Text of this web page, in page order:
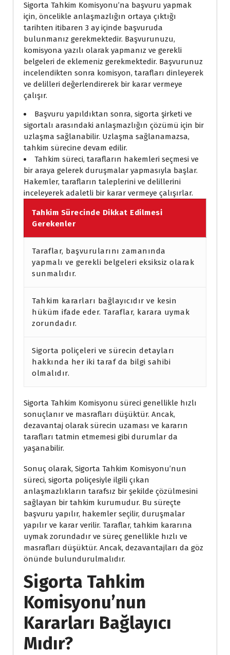
Sigorta Tahkim Komisyonu’na başvuru yapmak
için, öncelikle anlaşmazlığın ortaya çıktığı
tarihten itibaren 3 ay içinde başvuruda
bulunmanız gerekmektedir. Başvurunuzu,
komisyona yazılı olarak yapmanız ve gerekli
belgeleri de eklemeniz gerekmektedir. Başvurunuz
incelendikten sonra komisyon, tarafları dinleyerek
ve delilleri değerlendirerek bir karar vermeye
çalışır.
Başvuru yapıldıktan sonra, sigorta şirketi ve
sigortalı arasındaki anlaşmazlığın çözümü için bir
uzlaşma sağlanabilir. Uzlaşma sağlanamazsa,
tahkim sürecine devam edilir.
Tahkim süreci, tarafların hakemleri seçmesi ve
bir araya gelerek duruşmalar yapmasıyla başlar.
Hakemler, tarafların taleplerini ve delillerini
inceleyerek adaletli bir karar vermeye çalışırlar.
Tahkim Sürecinde Dikkat Edilmesi
Gerekenler
Taraflar, başvurularını zamanında
yapmalı ve gerekli belgeleri eksiksiz olarak
sunmalıdır.
Tahkim kararları bağlayıcıdır ve kesin
hüküm ifade eder. Taraflar, karara uymak
zorundadır.
Sigorta poliçeleri ve sürecin detayları
hakkında her iki taraf da bilgi sahibi
olmalıdır.
Sigorta Tahkim Komisyonu süreci genellikle hızlı
sonuçlanır ve masrafları düşüktür. Ancak,
dezavantaj olarak sürecin uzaması ve kararın
tarafları tatmin etmemesi gibi durumlar da
yaşanabilir.
Sonuç olarak, Sigorta Tahkim Komisyonu’nun
süreci, sigorta poliçesiyle ilgili çıkan
anlaşmazlıkların tarafsız bir şekilde çözülmesini
sağlayan bir tahkim kurumudur. Bu süreçte
başvuru yapılır, hakemler seçilir, duruşmalar
yapılır ve karar verilir. Taraflar, tahkim kararına
uymak zorundadır ve süreç genellikle hızlı ve
masrafları düşüktür. Ancak, dezavantajları da göz
önünde bulundurulmalıdır.
Sigorta Tahkim
Komisyonu’nun
Kararları Bağlayıcı
Mıdır?